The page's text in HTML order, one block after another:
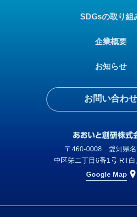
SDGsの取り組
お知らせ
企業概要
お問い合わせ
〒460-0008 愛知県名
中区栄二丁目6番1号 RT
Google Map